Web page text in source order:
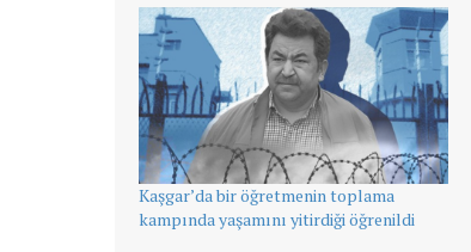
Kaşgar’da bir öğretmenin toplama
kampında yaşamını yitirdiği öğrenildi